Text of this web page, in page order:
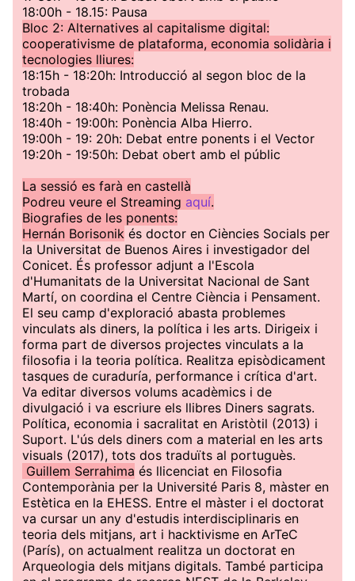
18:00h - 18.15: Pausa
Bloc 2: Alternatives al capitalisme digital:
cooperativisme de plataforma, economia solidària i
tecnologies lliures:
18:15h - 18:20h: Introducció al segon bloc de la
trobada
18:20h - 18:40h: Ponència Melissa Renau.
18:40h - 19:00h: Ponència Alba Hierro.
19:00h - 19: 20h: Debat entre ponents i el Vector
19:20h - 19:50h: Debat obert amb el públic
La sessió es farà en castellà
Podreu veure el Streaming aquí.
Biografies de les ponents:
Hernán Borisonik és doctor en Ciències Socials per
la Universitat de Buenos Aires i investigador del
Conicet. És professor adjunt a l'Escola
d'Humanitats de la Universitat Nacional de Sant
Martí, on coordina el Centre Ciència i Pensament.
El seu camp d'exploració abasta problemes
vinculats als diners, la política i les arts. Dirigeix i
forma part de diversos projectes vinculats a la
filosofia i la teoria política. Realitza episòdicament
tasques de curaduría, performance i crítica d'art.
Va editar diversos volums acadèmics i de
divulgació i va escriure els llibres Diners sagrats.
Política, economia i sacralitat en Aristòtil (2013) i
Suport. L'ús dels diners com a material en les arts
visuals (2017), tots dos traduïts al portuguès.
Guillem Serrahima és llicenciat en Filosofia
Contemporània per la Université Paris 8, màster en
Estètica en la EHESS. Entre el màster i el doctorat
va cursar un any d'estudis interdisciplinaris en
teoria dels mitjans, art i hacktivisme en ArTeC
(París), on actualment realitza un doctorat en
Arqueologia dels mitjans digitals. També participa